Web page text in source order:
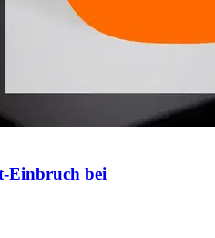
Einbruch bei